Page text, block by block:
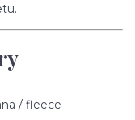
/ fleece